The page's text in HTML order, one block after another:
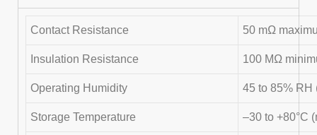
Contact Resistance 50 mΩ
Insulation Resistance 100 MΩ
Operating Humidity 45 to 85% RH
Storage Temperature –30 to +80°C